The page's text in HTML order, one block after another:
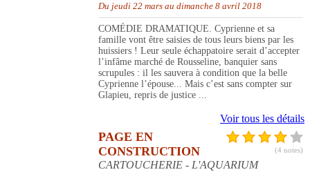
Du jeudi 22 mars au dimanche 8 avril 2018
COMÉDIE DRAMATIQUE. Cyprienne et sa
famille vont être saisies de tous leurs biens par les
huissiers ! Leur seule échappatoire serait d’accepter
l’infâme marché de Rousseline, banquier sans
scrupules : il les sauvera à condition que la belle
Cyprienne l’épouse... Mais c’est sans compter sur
Glapieu, repris de justice ...
Voir tous les détails
(4 notes)
PAGE EN
CONSTRUCTION
CARTOUCHERIE - L'AQUARIUM